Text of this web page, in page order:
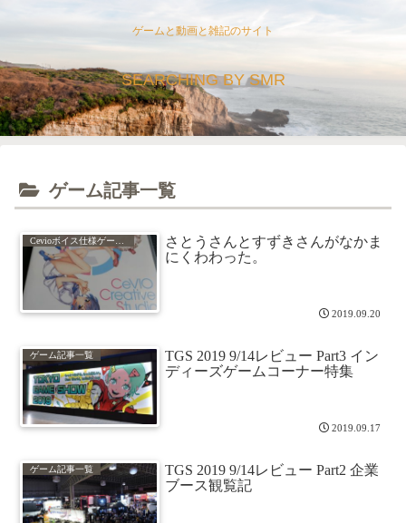
ゲームと動画と雑記のサイト
SEARCHING BY SMR
ゲーム記事一覧
Cevioボイス仕様ゲーム実況動画集
さとうさんとすずきさんがなかま
にくわわった。
2019.09.20
ゲーム記事一覧
TGS 2019 9/14レビュー Part3 イン
ディーズゲームコーナー特集
2019.09.17
ゲーム記事一覧
TGS 2019 9/14レビュー Part2 企業
ブース観覧記